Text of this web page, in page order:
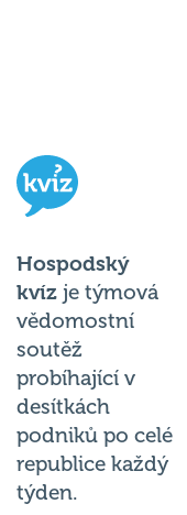
Hospodský
kvíz je týmová
vědomostní
soutěž
probíhající v
desítkách
podniků po celé
republice každý
týden.